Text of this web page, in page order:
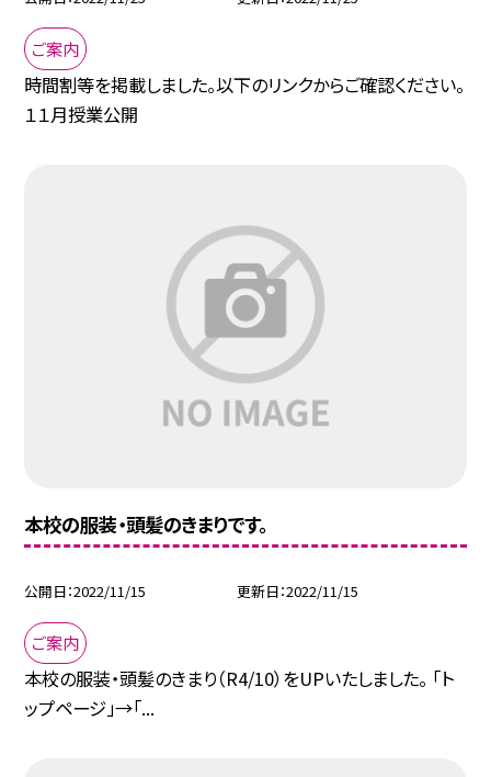
ご案内
時間割等を掲載しました。以下のリンクからご確認ください。
１１月授業公開
本校の服装・頭髪のきまりです。
公開日 2022/11/15 更新日 2022/11/15
ご案内
本校の服装・頭髪のきまり（R4/10）をUPいたしました。 「ト
ップページ」→「...